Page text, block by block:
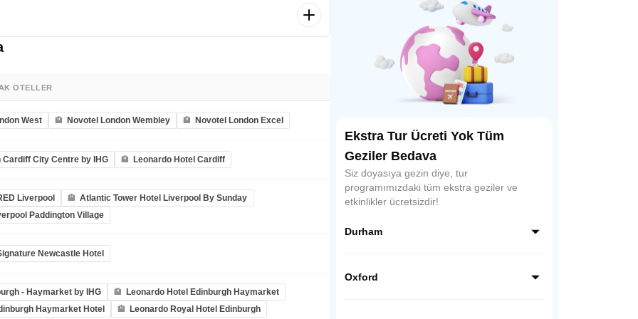
otelimizde.Trinity College, Temple Bar Bölgesi, St. Patrick Katedrali, Dublin
kalan kısmı için serbest zaman. Dileyen misafirler alışveriş
geçirebilir. Belirlenen saatte havalimanına transfer. Dublin – İstanbul
görüşmek dileğiyle!
OTELLER
West Novotel London Wembley Novotel London Excel
Cardiff City Centre by IHG Leonardo Hotel Cardiff
Liverpool
Atlantic Tower Hotel Liverpool By Sunday
Paddington Village
Newcastle Hotel
- Haymarket by IHG
Leonardo Hotel Edinburgh Haymarket
Haymarket Hotel
Leonardo Royal Hotel Edinburgh
Ekstra Tur Ücreti Yok Tüm
Geziler Bedava
Siz doyasıya gezin diye, tur
programımızdaki tüm ekstra geziler ve
etkinlikler ücretsizdir!
Durham
Kontluğu" içinde bir şehir bölgesi olan
Oxford